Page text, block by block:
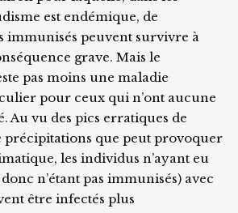
est endémique, de
immunisés peuvent survivre à
grave. Mais le
pas moins une maladie
pour ceux qui n’ont aucune
Au vu des pics erratiques de
précipitations que peut provoquer
les individus n’ayant eu
n’étant pas immunisés) avec
être infectés plus